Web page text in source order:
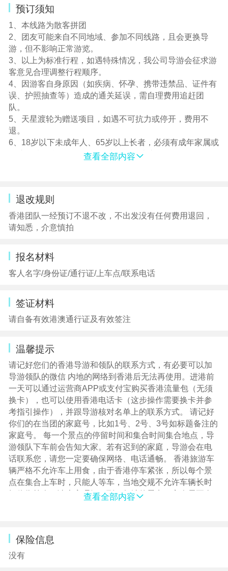
预订须知
1、本线路为散客拼团
2、团友可能来自不同地域、参加不同线路，且会更换导
游，但不影响正常游览。
3、以上为标准行程，如遇特殊情况，我公司导游会征求游
客意见合理调整行程顺序。
4、因游客自身原因（如疾病、怀孕、携带违禁品、证件有
误、护照抽查等）造成的通关延误，需自理费用追赶团
队。
5、天星渡轮为赠送项目，如遇不可抗力或停开，费用不
退。
6、18岁以下未成年人、65岁以上长者，必须有成年家属或
监护人陪同参团，否则不予接待。敬请谅解！
入内
9、因港澳特殊习俗，中式围餐默认10-12人一桌，座位相
对紧凑，如人数超出范围菜品会相应增减。
查看全部内容
退改规则
香港团队一经预订不退不改，不出发没有任何费用退回，
请知悉，介意慎拍
报名材料
客人名字/身份证/通行证/上车点/联系电话
签证材料
请自备有效港澳通行证及有效签注
温馨提示
请记好您们的香港导游和领队的联系方式，有必要可以加
导游领队的微信 内地的网络到香港后无法再使用。进港前
一天可以通过运营商APP或支付宝购买香港流量包（无须
换卡），也可以使用香港电话卡（这步操作需要换卡并参
考指引操作），并跟导游核对名单上的联系方式。 请记好
你们的在当团的家庭号，比如1号、2号、3号如标题备注的
家庭号。 每一个景点的停留时间和集合时间集合地点，导
游领队下车前会告知大家。若有迟到的家庭，导游会在电
话联系您，请您一定要确保网络、电话通畅。 香港旅游车
辆严格不允许车上用食，由于香港停车紧张，所以每个景
点在集合上车时，只能人等车，当地交规不允许车辆长时
间停靠等人。请大家理解。到了每站的景点，客人需要全
18岁旅客入境港澳可携带19支香烟以供自用，不可带超19
支香烟。 【建议必备物品】 1、香港车辆和室内的空调开
查看全部内容
保险信息
没有